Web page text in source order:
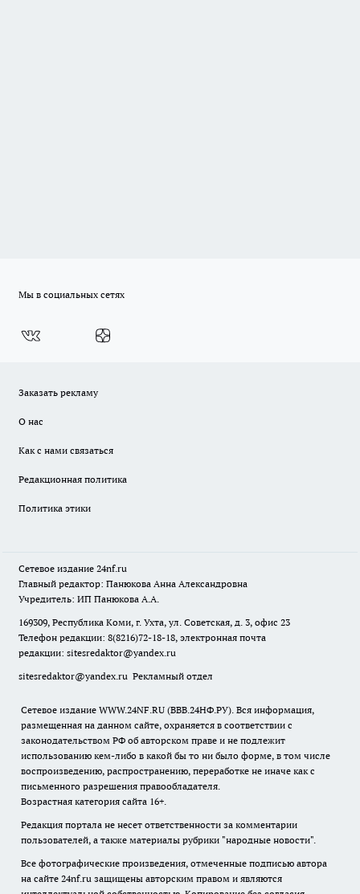
Мы в социальных сетях
Заказать рекламу
О нас
Как с нами связаться
Редакционная политика
Политика этики
Сетевое издание 24nf.ru
Главный редактор: Панюкова Анна Александровна
Учредитель: ИП Панюкова А.А.
169309, Республика Коми, г. Ухта, ул. Советская, д. 3, офис 23
Телефон редакции: 8(8216)72-18-18, электронная почта
редакции: sitesredaktor@yandex.ru
sitesredaktor@yandex.ru Рекламный отдел
Сетевое издание WWW.24NF.RU (ВВВ.24НФ.РУ). Вся информация,
размещенная на данном сайте, охраняется в соответствии с
законодательством РФ об авторском праве и не подлежит
использованию кем-либо в какой бы то ни было форме, в том числе
воспроизведению, распространению, переработке не иначе как с
письменного разрешения правообладателя.
Возрастная категория сайта 16+.
Редакция портала не несет ответственности за комментарии
пользователей, а также материалы рубрики "народные новости".
Все фотографические произведения, отмеченные подписью автора
на сайте 24nf.ru защищены авторским правом и являются